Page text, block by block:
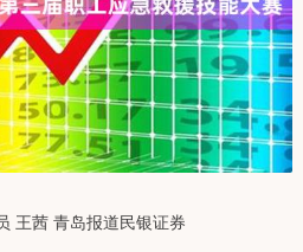
茜 青岛报道民银证券